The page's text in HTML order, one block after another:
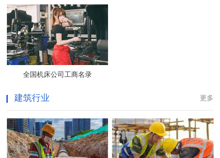
全国机床公司工商名录
更多
建筑行业